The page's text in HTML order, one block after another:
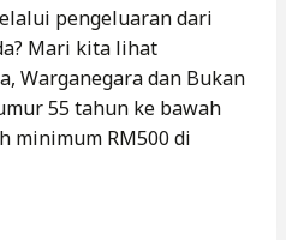
pengeluaran dari
Mari kita lihat
Warganegara dan Bukan
55 tahun ke bawah
minimum RM500 di